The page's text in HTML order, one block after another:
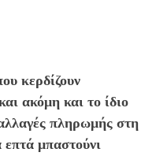
κερδίζουν
ακόμη και το ίδιο
πληρωμής στη
επτά μπαστούνι